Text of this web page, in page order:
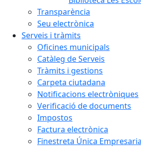
Transparència
Seu electrònica
Serveis i tràmits
Oficines municipals
Catàleg de Serveis
Tràmits i gestions
Carpeta ciutadana
Notificacions electròniques
Verificació de documents
Impostos
Factura electrònica
Finestreta Única